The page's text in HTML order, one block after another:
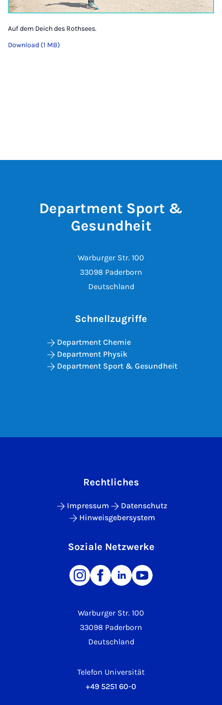
Auf dem Deich des Rothsees.
Download (1 MB)
Department Sport &
Gesundheit
Warburger Str. 100
33098 Paderborn
Deutschland
Schnellzugriffe
Department Chemie
Department Physik
Department Sport & Gesundheit
Warburger Str. 100
33098 Paderborn
Deutschland
Telefon Universität
+49 5251 60-0
Rechtliches
Impressum
Datenschutz
Hinweisgebersystem
Soziale Netzwerke